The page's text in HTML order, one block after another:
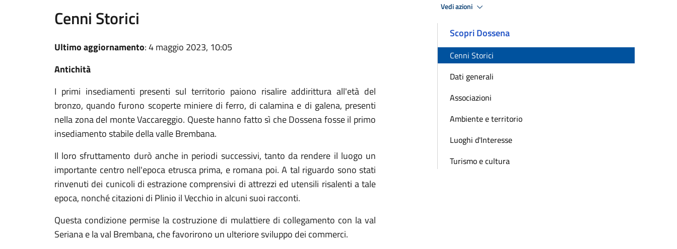
Cenni Storici
Ultimo aggiornamento: 4 maggio 2023, 10:05
Antichità
I primi insediamenti presenti sul territorio paiono risalire addirittura all'età del
bronzo, quando furono scoperte miniere di ferro, di calamina e di galena, presenti
nella zona del monte Vaccareggio. Queste hanno fatto sì che Dossena fosse il primo
insediamento stabile della valle Brembana.
Il loro sfruttamento durò anche in periodi successivi, tanto da rendere il luogo un
importante centro nell'epoca etrusca prima, e romana poi. A tal riguardo sono stati
rinvenuti dei cunicoli di estrazione comprensivi di attrezzi ed utensili risalenti a tale
epoca, nonché citazioni di Plinio il Vecchio in alcuni suoi racconti.
Questa condizione permise la costruzione di mulattiere di collegamento con la val
Seriana e la val Brembana, che favorirono un ulteriore sviluppo dei commerci.
Vedi azioni
Scopri Dossena
Cenni Storici
Dati generali
Associazioni
Ambiente e territorio
Luoghi d'Interesse
Turismo e cultura